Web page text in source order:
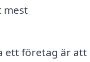
mest
ett företag är att